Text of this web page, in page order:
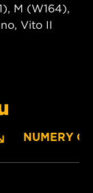
M (W164),
Vito II
NUMERY OE